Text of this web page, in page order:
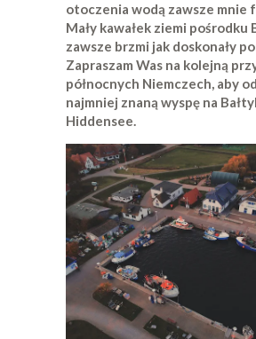
otoczenia wodą zawsze mnie
Mały kawałek ziemi pośrodku
zawsze brzmi jak doskonały
Zapraszam Was na kolejną
północnych Niemczech, aby
najmniej znaną wyspę na
Hiddensee.